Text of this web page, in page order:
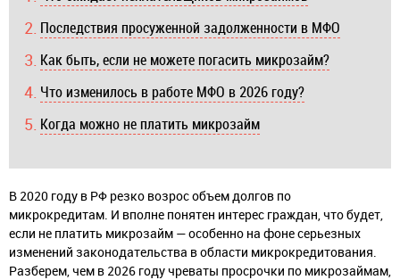
Последствия просуженной задолженности в МФО
Как быть, если не можете погасить микрозайм?
Что изменилось в работе МФО в 2026 году?
Когда можно не платить микрозайм
В 2020 году в РФ резко возрос объем долгов по
микрокредитам. И вполне понятен интерес граждан, что будет,
если не платить микрозайм — особенно на фоне серьезных
изменений законодательства в области микрокредитования.
Разберем, чем в 2026 году чреваты просрочки по микрозаймам,